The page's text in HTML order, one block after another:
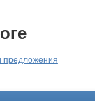
предложения